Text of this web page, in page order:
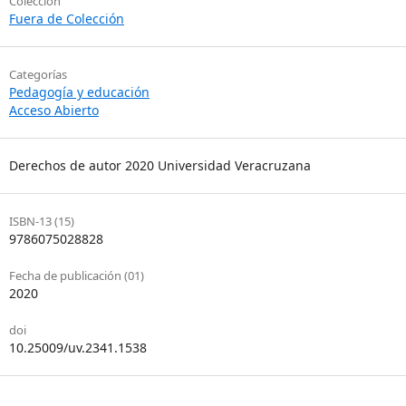
Fuera de Colección
Categorías
Pedagogía y educación
Acceso Abierto
Derechos de autor 2020 Universidad Veracruzana
ISBN-13 (15)
9786075028828
Fecha de publicación (01)
2020
doi
10.25009/uv.2341.1538